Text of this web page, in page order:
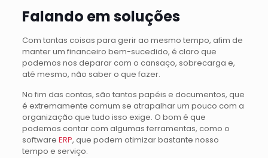
Falando em soluções
Com tantas coisas para gerir ao mesmo tempo, afim de
manter um financeiro bem-sucedido, é claro que
podemos nos deparar com o cansaço, sobrecarga e,
até mesmo, não saber o que fazer.
No fim das contas, são tantos papéis e documentos, que
é extremamente comum se atrapalhar um pouco com a
organização que tudo isso exige. O bom é que
podemos contar com algumas ferramentas, como o
software ERP, que podem otimizar bastante nosso
tempo e serviço.